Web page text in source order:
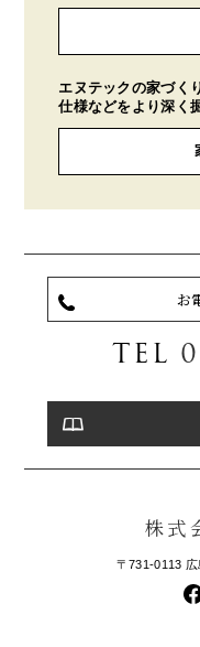
エヌテックの家づく
仕様などをより深く
お
TEL
株式
〒731-0113